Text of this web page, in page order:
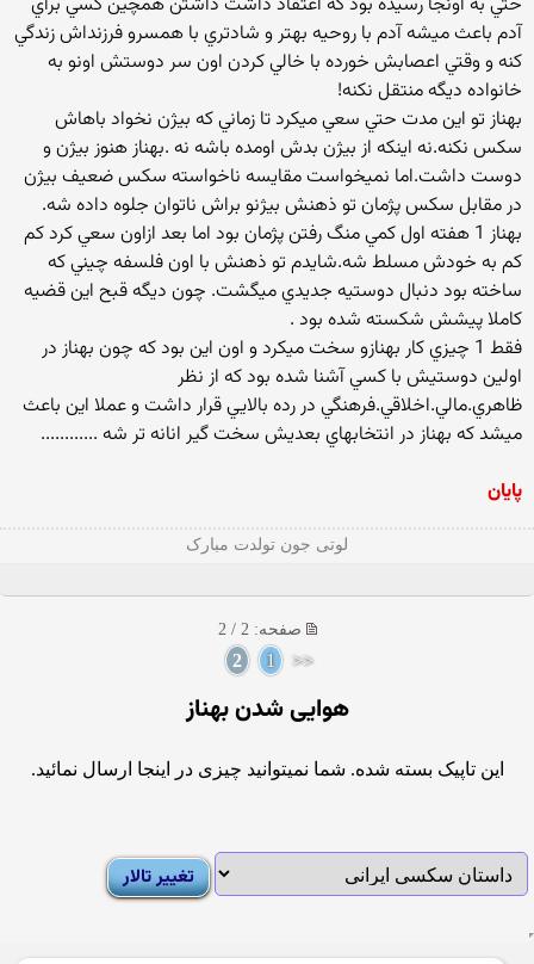
آدم باعث ميشه آدم با روحيه بهتر و شادتري با همسرو فرزنداش زندگي
كنه و وقتي اعصابش خورده با خالي كردن اون سر دوستش اونو به
خانواده ديگه منتقل نكنه!
بهناز تو اين مدت حتي سعي ميكرد تا زماني كه بيژن نخواد باهاش
سكس نكنه.نه اينكه از بيژن بدش اومده باشه نه .بهناز هنوز بيژن و
دوست داشت.اما نميخواست مقايسه ناخواسته سكس ضعيف بيژن
در مقابل سكس پژمان تو ذهنش بيژنو براش ناتوان جلوه داده شه.
بهناز 1 هفته اول كمي منگ رفتن پژمان بود اما بعد ازاون سعي كرد كم
كم به خودش مسلط شه.شايدم تو ذهنش با اون فلسفه چيني كه
ساخته بود دنبال دوستيه جديدي ميگشت. چون ديگه قبح اين قضيه
كاملا پيشش شكسته شده بود .
فقط 1 چيزي كار بهنازو سخت ميكرد و اون اين بود كه چون بهناز در
اولين دوستيش با كسي آشنا شده بود كه از نظر
ظاهري.مالي.اخلاقي.فرهنگي در رده بالايي قرار داشت و عملا اين باعث
ميشد كه بهناز در انتخابهاي بعديش سخت گير انانه تر شه ............
پایان
لوتی جون تولدت مبارک
صفحه: 2 / 2
<<
1
2
هوایی شدن بهناز
این تاپیک بسته شده. شما نمیتوانید چیزی در اینجا ارسال نمائید.